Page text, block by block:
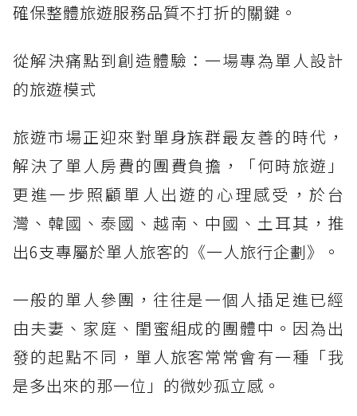
確保整體旅遊服務品質不打折的關鍵。
從解決痛點到創造體驗：一場專為單人設計
的旅遊模式
旅遊市場正迎來對單身族群最友善的時代，
解決了單人房費的團費負擔，「何時旅遊」
更進一步照顧單人出遊的心理感受，於台
灣、韓國、泰國、越南、中國、土耳其，推
出6支專屬於單人旅客的《一人旅行企劃》。
一般的單人參團，往往是一個人插足進已經
由夫妻、家庭、閨蜜組成的團體中。因為出
發的起點不同，單人旅客常常會有一種「我
是多出來的那一位」的微妙孤立感。